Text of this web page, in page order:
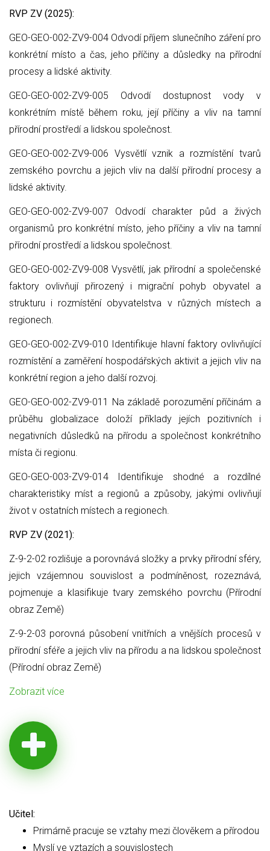
RVP ZV (2025):
GEO-GEO-002-ZV9-004 Odvodí příjem slunečního záření pro
konkrétní místo a čas, jeho příčiny a důsledky na přírodní
procesy a lidské aktivity.
GEO-GEO-002-ZV9-005 Odvodí dostupnost vody v
konkrétním místě během roku, její příčiny a vliv na tamní
přírodní prostředí a lidskou společnost.
GEO-GEO-002-ZV9-006 Vysvětlí vznik a rozmístění tvarů
zemského povrchu a jejich vliv na další přírodní procesy a
lidské aktivity.
GEO-GEO-002-ZV9-007 Odvodí charakter půd a živých
organismů pro konkrétní místo, jeho příčiny a vliv na tamní
přírodní prostředí a lidskou společnost.
GEO-GEO-002-ZV9-008 Vysvětlí, jak přírodní a společenské
faktory ovlivňují přirozený i migrační pohyb obyvatel a
strukturu i rozmístění obyvatelstva v různých místech a
regionech.
GEO-GEO-002-ZV9-010 Identifikuje hlavní faktory ovlivňující
rozmístění a zaměření hospodářských aktivit a jejich vliv na
konkrétní region a jeho další rozvoj.
GEO-GEO-002-ZV9-011 Na základě porozumění příčinám a
průběhu globalizace doloží příklady jejích pozitivních i
negativních důsledků na přírodu a společnost konkrétního
místa či regionu.
GEO-GEO-003-ZV9-014 Identifikuje shodné a rozdílné
charakteristiky míst a regionů a způsoby, jakými ovlivňují
život v ostatních místech a regionech.
RVP ZV (2021):
Z-9-2-02 rozlišuje a porovnává složky a prvky přírodní sféry,
jejich vzájemnou souvislost a podmíněnost, rozeznává,
pojmenuje a klasifikuje tvary zemského povrchu (Přírodní
obraz Země)
Z-9-2-03 porovná působení vnitřních a vnějších procesů v
přírodní sféře a jejich vliv na přírodu a na lidskou společnost
(Přírodní obraz Země)
Zobrazit více
Učitel:
Primárně pracuje se vztahy mezi člověkem a přírodou
Myslí ve vztazích a souvislostech